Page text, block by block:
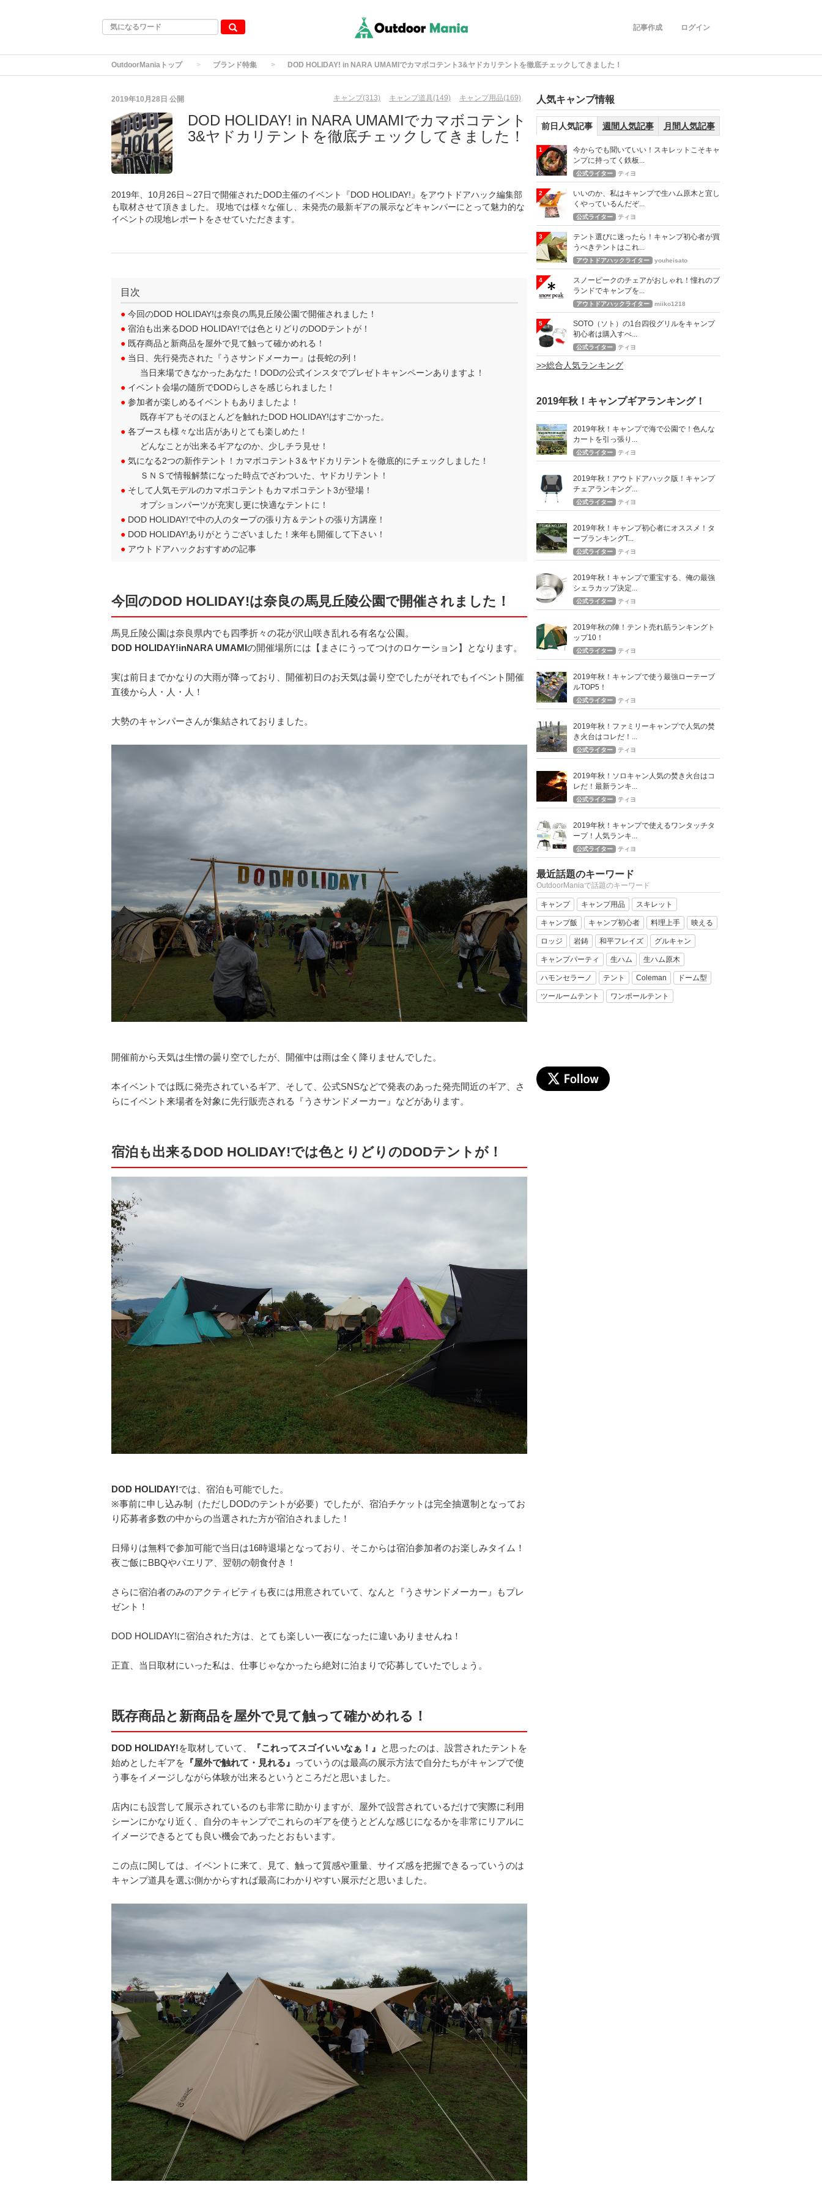
記事作成 ログイン
OutdoorManiaトップ ブランド特集 DOD HOLIDAY! in NARA UMAMIでカマボコテント3&ヤドカリテントを徹底チェックしてきました！
2019年10月28日 公開 キャンプ(313) キャンプ道具(149) キャンプ用品(169)
DOD HOLIDAY! in NARA UMAMIでカマボコテント
3&ヤドカリテントを徹底チェックしてきました！
2019年、10月26日～27日で開催されたDOD主催のイベント『DOD HOLIDAY!』をアウトドアハック編集部
も取材させて頂きました。 現地では様々な催し、未発売の最新ギアの展示などキャンパーにとって魅力的な
イベントの現地レポートをさせていただきます。
目次
● 今回のDOD HOLIDAY!は奈良の馬見丘陵公園で開催されました！
● 宿泊も出来るDOD HOLIDAY!では色とりどりのDODテントが！
● 既存商品と新商品を屋外で見て触って確かめれる！
● 当日、先行発売された『うさサンドメーカー』は長蛇の列！
当日来場できなかったあなた！DODの公式インスタでプレゼトキャンペーンありますよ！
● イベント会場の随所でDODらしさを感じられました！
● 参加者が楽しめるイベントもありましたよ！
既存ギアもそのほとんどを触れたDOD HOLIDAY!はすごかった。
● 各ブースも様々な出店がありとても楽しめた！
どんなことが出来るギアなのか、少しチラ見せ！
● 気になる2つの新作テント！カマボコテント3＆ヤドカリテントを徹底的にチェックしました！
ＳＮＳで情報解禁になった時点でざわついた、ヤドカリテント！
● そして人気モデルのカマボコテントもカマボコテント3が登場！
オプションパーツが充実し更に快適なテントに！
● DOD HOLIDAY!で中の人のタープの張り方＆テントの張り方講座！
● DOD HOLIDAY!ありがとうございました！来年も開催して下さい！
● アウトドアハックおすすめの記事
今回のDOD HOLIDAY!は奈良の馬見丘陵公園で開催されました！
馬見丘陵公園は奈良県内でも四季折々の花が沢山咲き乱れる有名な公園。
DOD HOLIDAY!inNARA UMAMIの開催場所には【まさにうってつけのロケーション】となります。
実は前日までかなりの大雨が降っており、開催初日のお天気は曇り空でしたがそれでもイベント開催
直後から人・人・人！
大勢のキャンパーさんが集結されておりました。
開催前から天気は生憎の曇り空でしたが、開催中は雨は全く降りませんでした。
本イベントでは既に発売されているギア、そして、公式SNSなどで発表のあった発売間近のギア、さ
らにイベント来場者を対象に先行販売される『うさサンドメーカー』などがあります。
宿泊も出来るDOD HOLIDAY!では色とりどりのDODテントが！
DOD HOLIDAY!では、宿泊も可能でした。
※事前に申し込み制（ただしDODのテントが必要）でしたが、宿泊チケットは完全抽選制となってお
り応募者多数の中からの当選された方が宿泊されました！
日帰りは無料で参加可能で当日は16時退場となっており、そこからは宿泊参加者のお楽しみタイム！
夜ご飯にBBQやパエリア、翌朝の朝食付き！
さらに宿泊者のみのアクティビティも夜には用意されていて、なんと『うさサンドメーカー』もプレ
ゼント！
DOD HOLIDAY!に宿泊された方は、とても楽しい一夜になったに違いありませんね！
正直、当日取材にいった私は、仕事じゃなかったら絶対に泊まりで応募していたでしょう。
既存商品と新商品を屋外で見て触って確かめれる！
DOD HOLIDAY!を取材していて、 『これってスゴイいいなぁ！』 と思ったのは、設営されたテントを
始めとしたギアを 『屋外で触れて・見れる』 っていうのは最高の展示方法で自分たちがキャンプで使
う事をイメージしながら体験が出来るというところだと思いました。
店内にも設営して展示されているのも非常に助かりますが、屋外で設営されているだけで実際に利用
シーンにかなり近く、自分のキャンプでこれらのギアを使うとどんな感じになるかを非常にリアルに
イメージできるとても良い機会であったとおもいます。
この点に関しては、イベントに来て、見て、触って質感や重量、サイズ感を把握できるっていうのは
キャンプ道具を選ぶ側かからすれば最高にわかりやすい展示だと思いました。
人気キャンプ情報
前日人気記事 週間人気記事 月間人気記事
1
今からでも聞いていい！スキレットこそキャ
ンプに持ってく鉄板...
公式ライター ティヨ
2
いいのか、私はキャンプで生ハム原木と宜し
くやっているんだぞ...
公式ライター ティヨ
3
テント選びに迷ったら！キャンプ初心者が買
うべきテントはこれ...
アウトドアハックライター youheisato
4
スノーピークのチェアがおしゃれ！憧れのブ
ランドでキャンプを...
アウトドアハックライター miiko1218
5
SOTO（ソト）の1台四役グリルをキャンプ
初心者は購入すべ...
公式ライター ティヨ
>>総合人気ランキング
2019年秋！キャンプギアランキング！
2019年秋！キャンプで海で公園で！色んな
カートを引っ張り...
公式ライター ティヨ
2019年秋！アウトドアハック版！キャンプ
チェアランキング...
公式ライター ティヨ
2019年秋！キャンプ初心者にオススメ！タ
ープランキングT...
公式ライター ティヨ
2019年秋！キャンプで重宝する、俺の最強
シェラカップ決定...
公式ライター ティヨ
2019年秋の陣！テント売れ筋ランキングト
ップ10！
公式ライター ティヨ
2019年秋！キャンプで使う最強ローテーブ
ルTOP5！
公式ライター ティヨ
2019年秋！ファミリーキャンプで人気の焚
き火台はコレだ！...
公式ライター ティヨ
2019年秋！ソロキャン人気の焚き火台はコ
レだ！最新ランキ...
公式ライター ティヨ
2019年秋！キャンプで使えるワンタッチタ
ープ！人気ランキ...
公式ライター ティヨ
最近話題のキーワード
OutdoorManiaで話題のキーワード
キャンプ キャンプ用品 スキレット
キャンプ飯 キャンプ初心者 料理上手 映える
ロッジ 岩鋳 和平フレイズ グルキャン
キャンプパーティ 生ハム 生ハム原木
ハモンセラーノ テント Coleman ドーム型
ツールームテント ワンポールテント